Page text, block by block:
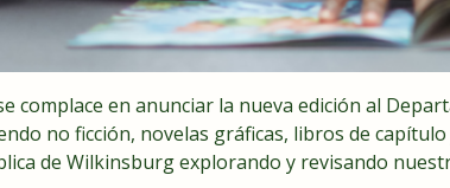
complace en anunciar la nueva edición al
no ficción, novelas gráficas, libros de
de Wilkinsburg explorando y revisando